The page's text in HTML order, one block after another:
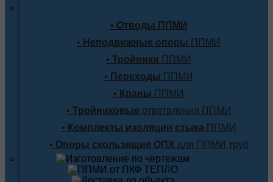
• Отводы ППМИ
• Неподвижные опоры ППМИ
• Тройники ППМИ
• Переходы ППМИ
• Краны ППМИ
• Тройниковые ответвления ППМИ
• Комплекты изоляции стыкаППМИ
• Опоры скользящие ОПХ для ППМИ труб